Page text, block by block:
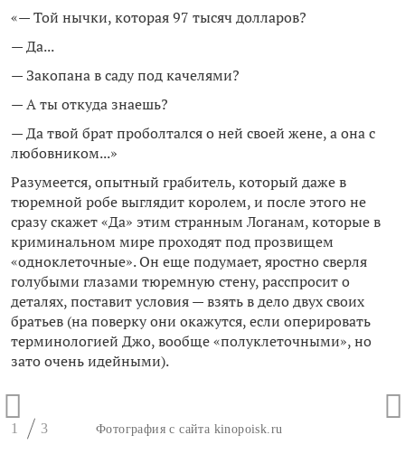
«— Той нычки, которая 97 тысяч долларов?
— Да...
— Закопана в саду под качелями?
— А ты откуда знаешь?
— Да твой брат проболтался о ней своей жене, а она с
любовником...»
Разумеется, опытный грабитель, который даже в
тюремной робе выглядит королем, и после этого не
сразу скажет «Да» этим странным Логанам, которые в
криминальном мире проходят под прозвищем
«одноклеточные». Он еще подумает, яростно сверля
голубыми глазами тюремную стену, расспросит о
деталях, поставит условия — взять в дело двух своих
братьев (на поверку они окажутся, если оперировать
терминологией Джо, вообще «полуклеточными», но
зато очень идейными).
Фотография с сайта kinopoisk.ru
1 3